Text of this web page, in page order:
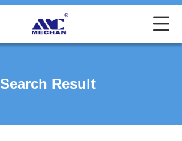
Search Result